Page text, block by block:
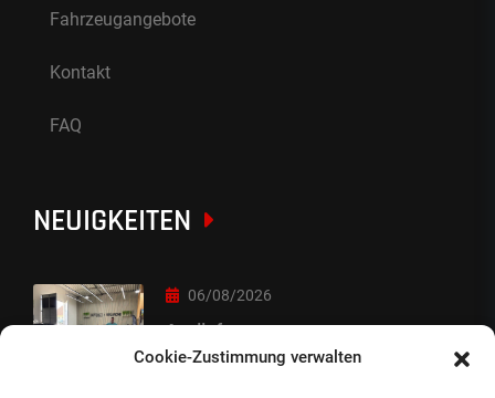
Cookie-Zustimmung verwalten
Fahrzeugangebote
Kontakt
FAQ
NEUIGKEITEN
06/08/2026
Auslieferung